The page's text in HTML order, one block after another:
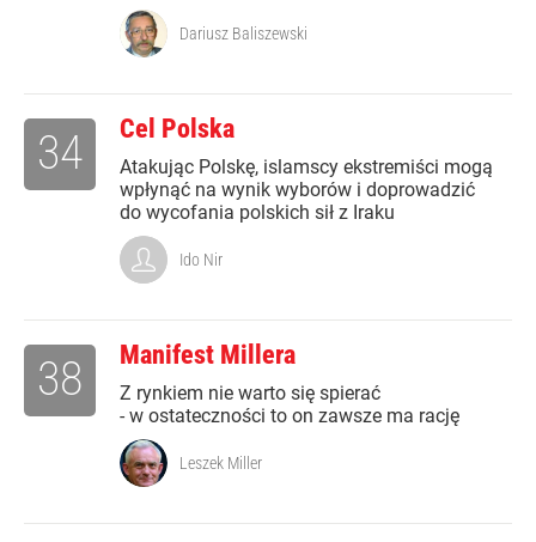
Dariusz Baliszewski
Cel Polska
Atakując Polskę, islamscy ekstremiści mogą
wpłynąć na wynik wyborów i doprowadzić
do wycofania polskich sił z Iraku
34
Ido Nir
Manifest Millera
Z rynkiem nie warto się spierać
- w ostateczności to on zawsze ma rację
38
Leszek Miller